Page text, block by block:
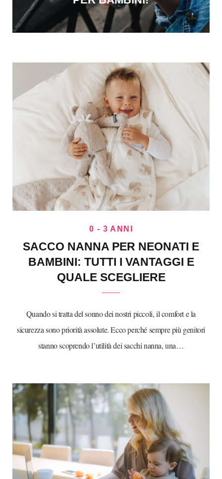
0 - 3 ANNI
SACCO NANNA PER NEONATI E
BAMBINI: TUTTI I VANTAGGI E
QUALE SCEGLIERE
Quando si tratta del sonno dei nostri piccoli, il comfort e la
sicurezza sono priorità assolute. Ecco perché sempre più genitori
stanno scoprendo l’utilità dei sacchi nanna, una…